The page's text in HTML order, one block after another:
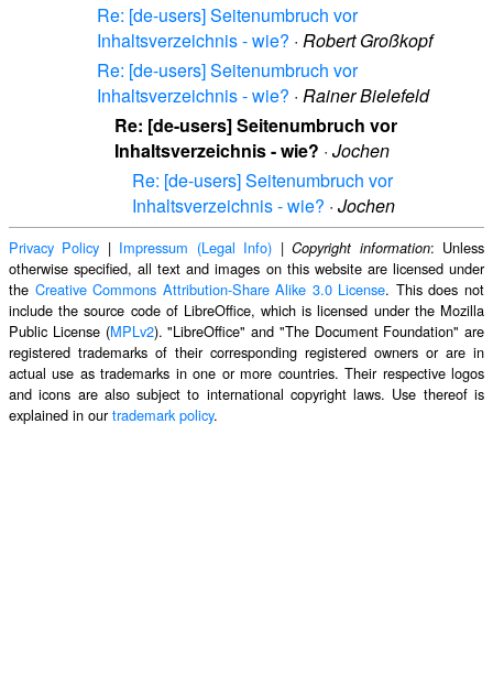
Re: [de-users] Seitenumbruch vor
Inhaltsverzeichnis - wie? · Robert Großkopf
Re: [de-users] Seitenumbruch vor
Inhaltsverzeichnis - wie? · Rainer Bielefeld
Re: [de-users] Seitenumbruch vor
Inhaltsverzeichnis - wie? · Jochen
Re: [de-users] Seitenumbruch vor
Inhaltsverzeichnis - wie? · Jochen
Privacy Policy | Impressum (Legal Info) |Copyright information: Unless
otherwise specified, all text and images on this website are licensed under
the Creative Commons Attribution-Share Alike 3.0 License. This does not
include the source code of LibreOffice, which is licensed under the Mozilla
Public License (MPLv2). "LibreOffice" and "The Document Foundation" are
registered trademarks of their corresponding registered owners or are in
actual use as trademarks in one or more countries. Their respective logos
and icons are also subject to international copyright laws. Use thereof is
explained in ourtrademark policy.